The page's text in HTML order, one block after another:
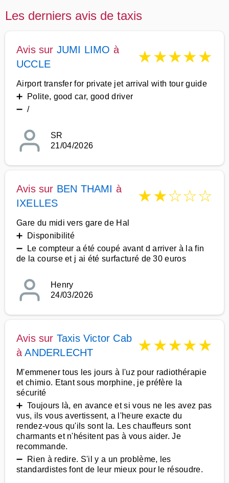
Les derniers avis de taxis
Avis sur JUMI LIMO à
UCCLE
★★★★★
Airport transfer for private jet arrival with tour guide
➕ Polite, good car, good driver
➖ /
SR
21/04/2026
Avis sur BEN THAMI à
IXELLES
★★☆☆☆
Gare du midi vers gare de Hal
➕ Disponibilité
➖ Le compteur a été coupé avant d arriver à la fin
de la course et j ai été surfacturé de 30 euros
Henry
24/03/2026
Avis sur Taxis Victor Cab
àANDERLECHT ★★★★★
M'emmener tous les jours à l'uz pour radiothérapie
et chimio. Etant sous morphine, je préfère la
sécurité
➕ Toujours là, en avance et si vous ne les avez pas
vus, ils vous avertissent, a l'heure exacte du
rendez-vous qu'ils sont la. Les chauffeurs sont
charmants et n'hésitent pas à vous aider. Je
recommande.
➖ Rien à redire. S'il y a un problème, les
standardistes font de leur mieux pour le résoudre.